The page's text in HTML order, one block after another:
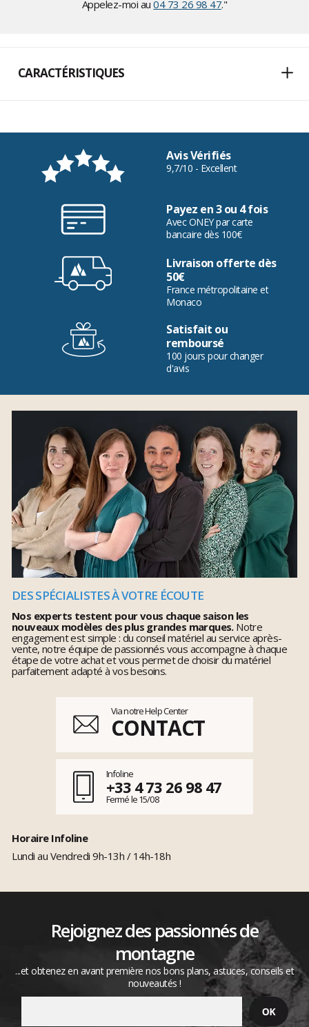
Appelez-moi au04 73 26 98 47."
CARACTÉRISTIQUES
Avis Vérifiés
9,7/10 - Excellent
Payez en 3 ou 4 fois
Avec ONEY par carte
bancaire dès 100€
Livraison offerte dès
50€
France métropolitaine et
Monaco
Satisfait ou
remboursé
100 jours pour changer
d'avis
DES SPÉCIALISTES À VOTRE ÉCOUTE
Nos experts testent pour vous chaque saison les
nouveaux modèles des plus grandes marques.Notre
engagement est simple : du conseil matériel au service après-
vente, notre équipe de passionnés vous accompagne à chaque
étape de votre achat et vous permet de choisir du matériel
parfaitement adapté à vos besoins.
Via notre Help Center
CONTACT
Infoline
+33 4 73 26 98 47
Fermé le 15/08
Horaire Infoline
Lundi au Vendredi 9h-13h / 14h-18h
Rejoignez des passionnés de
montagne
...et obtenez en avant première nos bons plans, astuces, conseils et
nouveautés !